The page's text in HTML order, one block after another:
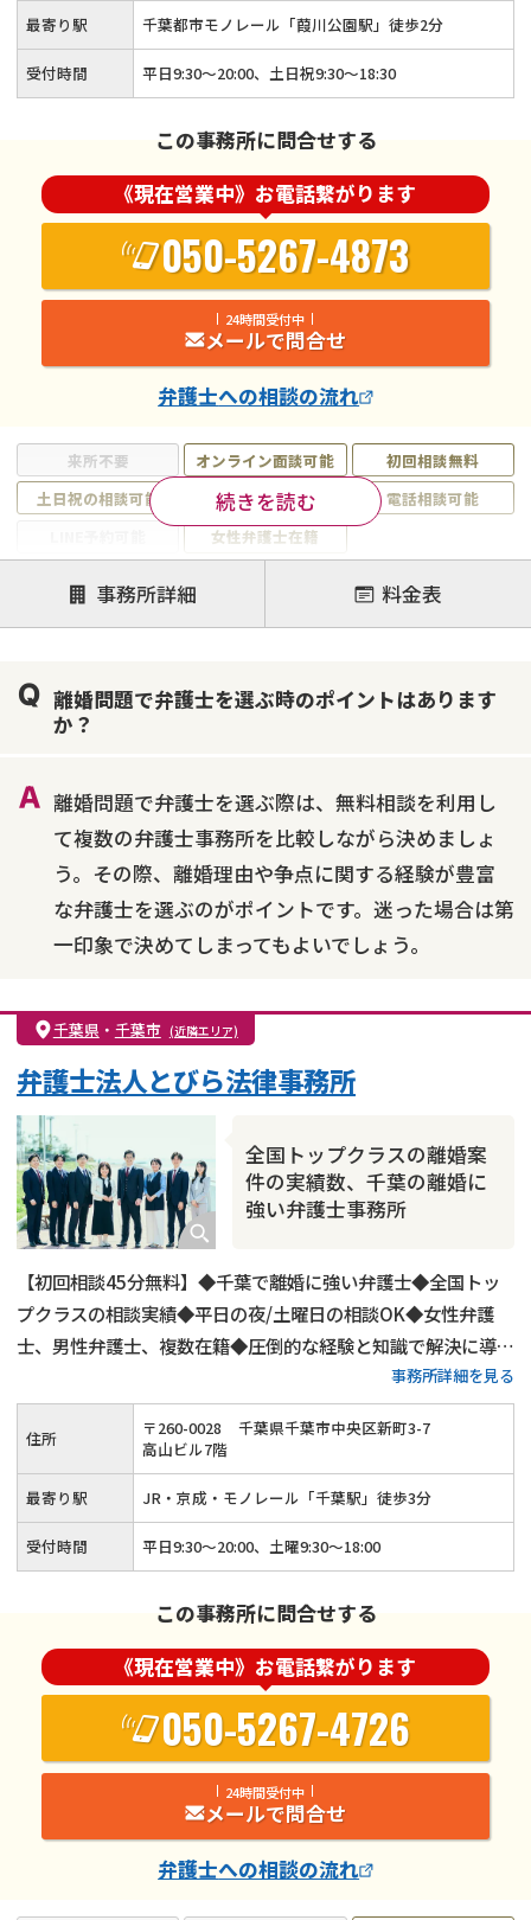
来所不要 オンライン面談可能
初回相談無料
土日祝の相談可能
19時以降電話可能
電話相談可能
女性弁護士在籍
注力案件
離婚前相談
離婚調停
離婚裁判
不貞・不倫慰謝料請求
国際離婚
養育費問題
財産分与
続きを読む
最寄り駅 千葉都市モノレール「葭川公園駅」徒歩2分
受付時間 平日9:30～20:00、土日祝9:30～18:30
この事務所に問合せする
《現在営業中》お電話繋がります
050-5267-4873
24時間受付中
メールで問合せ
弁護士への相談の流れ
事務所詳細 料金表
離婚問題で弁護士を選ぶ時のポイントはあります
か？
離婚問題で弁護士を選ぶ際は、無料相談を利用し
て複数の弁護士事務所を比較しながら決めましょ
う。その際、離婚理由や争点に関する経験が豊富
な弁護士を選ぶのがポイントです。迷った場合は第
一印象で決めてしまってもよいでしょう。
千葉県 ・ 千葉市 (近隣エリア)
全国トップクラスの離婚案
件の実績数、千葉の離婚に
強い弁護士事務所
弁護士法人とびら法律事務所
【初回相談45分無料】◆千葉で離婚に強い弁護士◆全国トッ
プクラスの相談実績◆平日の夜/土曜日の相談OK◆女性弁護
士、男性弁護士、複数在籍◆圧倒的な経験と知識で解決に導き
事務所詳細を見る
住所 〒260-0028
千葉県千葉市中央区新町3-7
高山ビル7階
最寄り駅 JR・京成・モノレール「千葉駅」徒歩3分
受付時間 平日9:30～20:00、土曜9:30～18:00
この事務所に問合せする
《現在営業中》お電話繋がります
050-5267-4726
24時間受付中
メールで問合せ
弁護士への相談の流れ